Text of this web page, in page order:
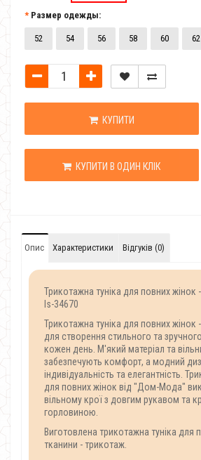
Размер одежды:
52 54 56 58 60 62
КУПИТИ
КУПИТИ В ОДИН КЛІК
Опис Характеристики Відгуків (0)
Трикотажна туніка для повних жінок
Is-34670
Трикотажна туніка для повних жінок
для створення стильного та
кожен день. М'який матеріал та
забезпечують комфорт, а модний
індивідуальність та елегантність.
для повних жінок від "Дом-Мода"
вільному крої з довгим рукавом та
горловиною.
Виготовлена ​​трикотажна туніка для
тканини - трикотаж.